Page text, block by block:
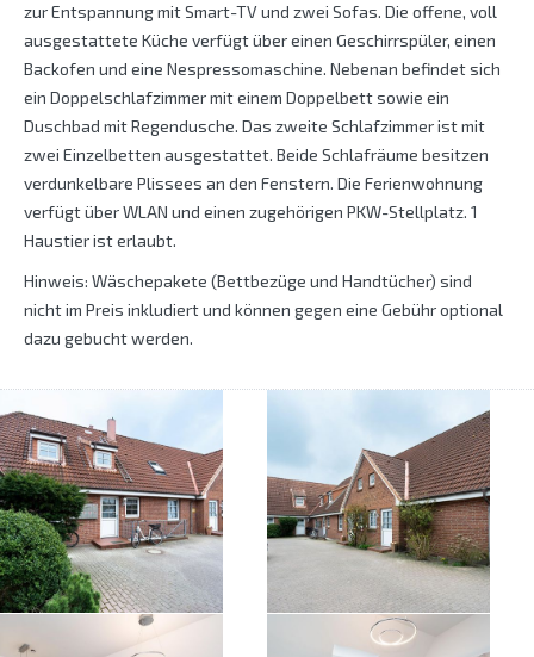
zur Entspannung mit Smart-TV und zwei Sofas. Die offene, voll
ausgestattete Küche verfügt über einen Geschirrspüler, einen
Backofen und eine Nespressomaschine. Nebenan befindet sich
ein Doppelschlafzimmer mit einem Doppelbett sowie ein
Duschbad mit Regendusche. Das zweite Schlafzimmer ist mit
zwei Einzelbetten ausgestattet. Beide Schlafräume besitzen
verdunkelbare Plissees an den Fenstern. Die Ferienwohnung
verfügt über WLAN und einen zugehörigen PKW-Stellplatz. 1
Haustier ist erlaubt.
Hinweis: Wäschepakete (Bettbezüge und Handtücher) sind
nicht im Preis inkludiert und können gegen eine Gebühr optional
dazu gebucht werden.